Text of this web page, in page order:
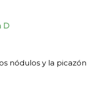
D
nódulos y la picazón